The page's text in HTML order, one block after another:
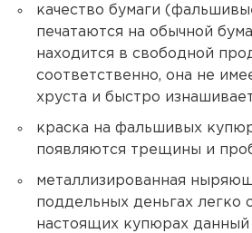
качество бумаги
печатаются на обычной
находится в свободной
соответственно, она не
хруста и быстро
краска на фальшивых
появляются трещины и
металлизированная
поддельных деньгах легко
настоящих купюрах